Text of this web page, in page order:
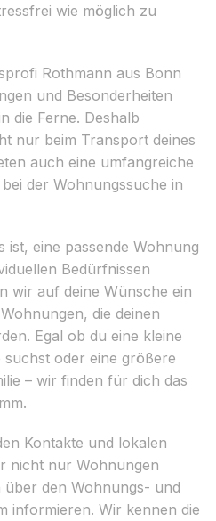
wie möglich zu
Rothmann aus Bonn
und Besonderheiten
die Ferne. Deshalb
nur beim Transport deines
auch eine umfangreiche
der Wohnungssuche in
ist, eine passende Wohnung
Bedürfnissen
wir auf deine Wünsche ein
die deinen
Egal ob du eine kleine
oder eine größere
– wir finden für dich das
Kontakte und lokalen
nicht nur Wohnungen
den Wohnungs- und
informieren. Wir kennen die